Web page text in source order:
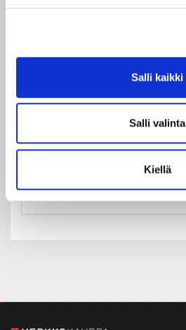
Salli kaikki
Salli valinta
Kiellä
Suomi